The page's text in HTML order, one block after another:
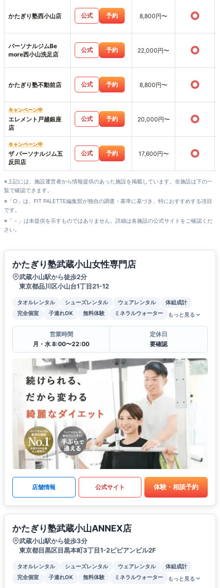
かたぎり塾西小山店 公式 予約 8,800円〜 ○
パーソナルジムBe
more西小山洗足店
公式 予約 22,000円〜 ○
かたぎり塾不動前店 公式 予約 8,800円〜 ○
キャンペーン中
エレメント戸越銀座
店
公式 予約 20,000円〜 ○
キャンペーン中
ザ パーソナルジム五
反田店
公式 予約 17,600円〜 ○
※上記には、施設運営者から情報提供のあった施設を掲載しています。全施設は下の一
覧で確認できます。
※「○」は、FIT PALETTE編集部が独自の調査・基準に基づき、特におすすめする項目
です。
※「－」は未提供を示すものではありません。詳細は各施設の公式サイトをご確認くだ
さい。
かたぎり塾武蔵小山女性専門店
武蔵小山駅から徒歩2分
東京都品川区小山台1丁目21-12
タオルレンタル シューズレンタル ウェアレンタル
体組成計
完全個室
子連れOK 無料体験 ミネラルウォーター もっと見る
営業時間
月・水 8:00〜22:00
定休日
要確認
店舗情報 公式サイト 体験・相談予約
かたぎり塾武蔵小山ANNEX店
武蔵小山駅から徒歩3分
東京都目黒区目黒本町3丁目1-2ビビアンビル2F
タオルレンタル シューズレンタル ウェアレンタル
体組成計
完全個室
子連れOK 無料体験 ミネラルウォーター もっと見る